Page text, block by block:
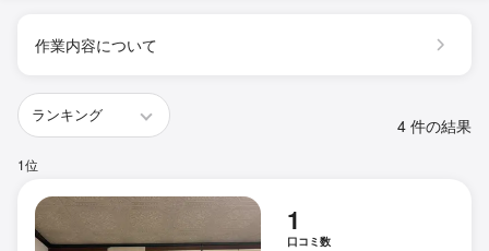
作業内容について
4 件の結果
1位
1
口コミ数